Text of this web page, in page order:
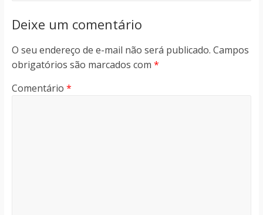
Deixe um comentário
O seu endereço de e-mail não será publicado. Campos
obrigatórios são marcados com *
Comentário *